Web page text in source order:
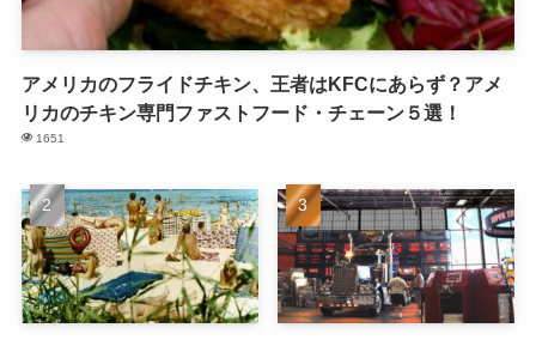
アメリカのフライドチキン、王者はKFCにあらず？アメ
リカのチキン専門ファストフード・チェーン５選！
1651